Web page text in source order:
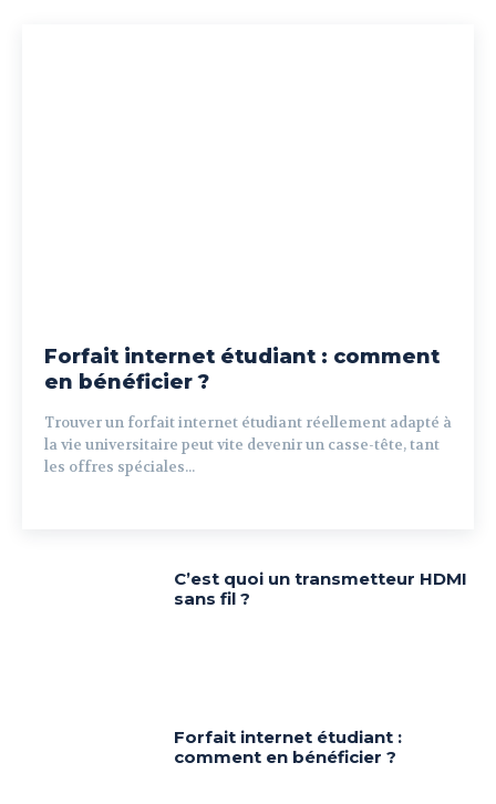
Forfait internet étudiant : comment
en bénéficier ?
Trouver un forfait internet étudiant réellement adapté à
la vie universitaire peut vite devenir un casse-tête, tant
les offres spéciales...
C’est quoi un transmetteur HDMI
sans fil ?
Forfait internet étudiant :
comment en bénéficier ?